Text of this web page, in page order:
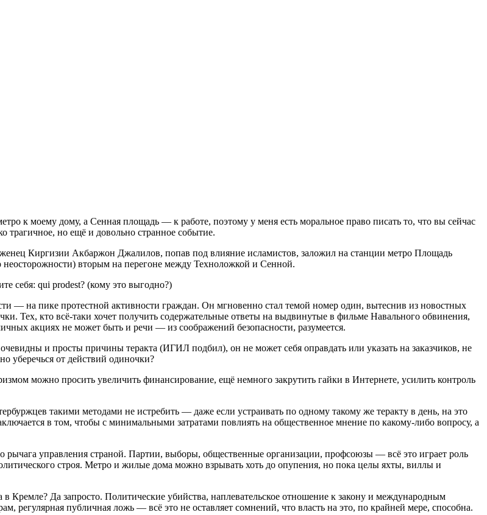
к моему дому, а Сенная площадь — к работе, поэтому у меня есть моральное право писать то, что вы сейчас
трагичное, но ещё и довольно странное событие.
Киргизии Акбаржон Джалилов, попав под влияние исламистов, заложил на станции метро Площадь
неосторожности) вторым на перегоне между Техноложкой и Сенной.
себя: qui prodest? (кому это выгодно?)
— на пике протестной активности граждан. Он мгновенно стал темой номер один, вытеснив из новостных
Тех, кто всё-таки хочет получить содержательные ответы на выдвинутые в фильме Навального обвинения,
акциях не может быть и речи — из соображений безопасности, разумеется.
и просты причины теракта (ИГИЛ подбил), он не может себя оправдать или указать на заказчиков, не
уберечься от действий одиночки?
можно просить увеличить финансирование, ещё немного закрутить гайки в Интернете, усилить контроль
такими методами не истребить — даже если устраивать по одному такому же теракту в день, на это
в том, чтобы с минимальными затратами повлиять на общественное мнение по какому-либо вопросу, а
рычага управления страной. Партии, выборы, общественные организации, профсоюзы — всё это играет роль
строя. Метро и жилые дома можно взрывать хоть до опупения, но пока целы яхты, виллы и
Кремле? Да запросто. Политические убийства, наплевательское отношение к закону и международным
регулярная публичная ложь — всё это не оставляет сомнений, что власть на это, по крайней мере, способна.